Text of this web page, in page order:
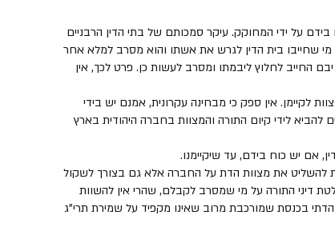
בידם על ידי המחוקק. עיקר סמכותם של בתי הדין הרבניים
מי שחייבו בית הדין לגרש את אשתו והוא מסרב למלא אחר
החייב לחלוץ ליבמתו ומסרב לעשות כן. פרט לכך, אין
לקיימן. אין ספק כי מבחינה עקרונית, אמנם יש בידי
להביא לידי קיום התורה והמצוות בחברה היהודית בארץ
אם יש כוח בידם, עד שיקיימנו.
להשליט את מצוות הדת על החברה אלא גם בצורך לשקול
דיני התורה על מי שמסרב לקבלם, שהרי אין להשוות
בכנסת שמורכבת מרוב שאינו מקפיד על שמירת תרי"ג